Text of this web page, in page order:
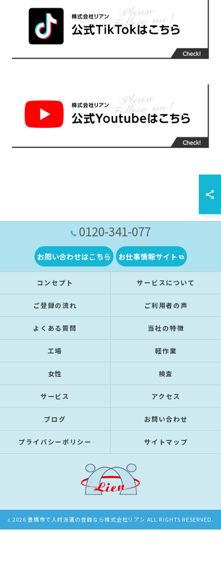
0120-341-077
お問い合わせはこちら お仕事情報サイト
コンセプト サービスについて
ご登録の流れ ご利用者の声
よくある質問 当社の特徴
工場 軽作業
女性 検査
サービス アクセス
ブログ お問い合わせ
プライバシーポリシー サイトマップ
c 2026 豊橋市で人材派遣の登録なら株式会社リアン ALL RIGHTS RESERVED.